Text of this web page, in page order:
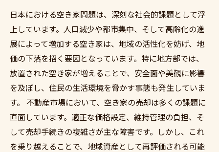
日本における空き家問題は、深刻な社会的課題として浮
上しています。人口減少や都市集中、そして高齢化の進
展によって増加する空き家は、地域の活性化を妨げ、地
価の下落を招く要因となっています。特に地方部では、
放置された空き家が増えることで、安全面や美観に影響
を及ぼし、住民の生活環境を脅かす事態も発生していま
す。 不動産市場において、空き家の売却は多くの課題に
直面しています。適正な価格設定、維持管理の負担、そ
して売却手続きの複雑さが主な障害です。しかし、これ
を乗り越えることで、地域資産として再評価される可能